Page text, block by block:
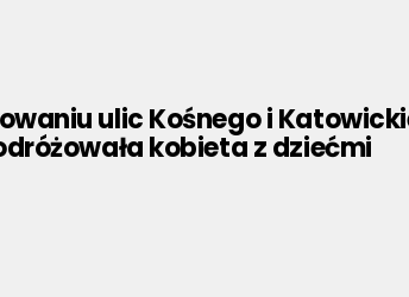
ulic Kośnego i
kobieta z dziećmi